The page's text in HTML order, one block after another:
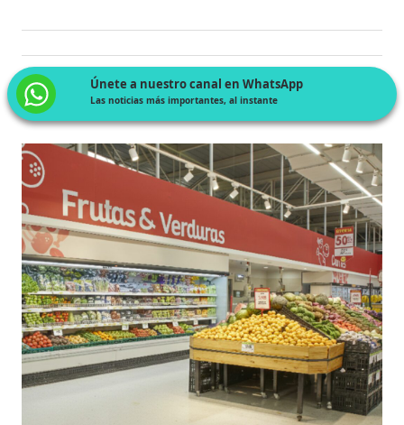
Únete a nuestro canal en WhatsApp
Las noticias más importantes, al instante